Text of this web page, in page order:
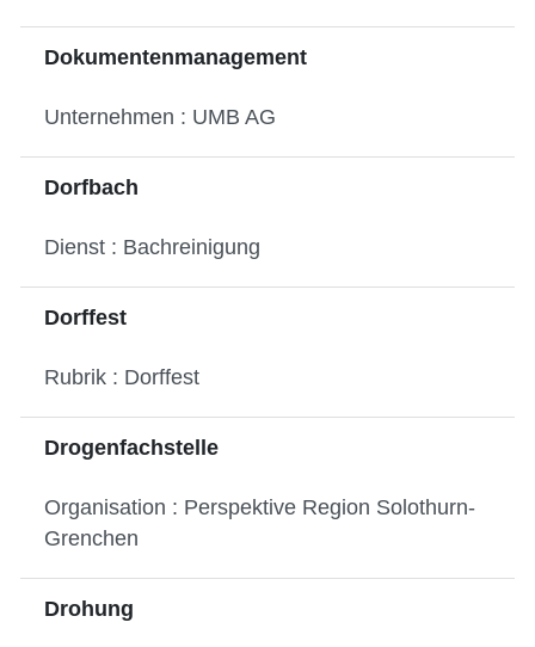
Dokumentenmanagement
Unternehmen : UMB AG
Dorfbach
Dienst : Bachreinigung
Dorffest
Rubrik : Dorffest
Drogenfachstelle
Organisation : Perspektive Region Solothurn-
Grenchen
Drohung